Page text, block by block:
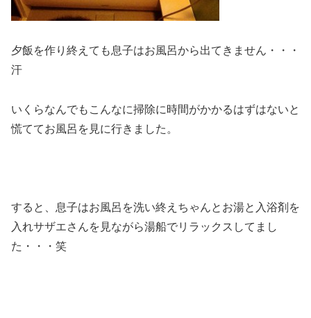
夕飯を作り終えても息子はお風呂から出てきません・・・
汗
いくらなんでもこんなに掃除に時間がかかるはずはないと
慌ててお風呂を見に行きました。
すると、息子はお風呂を洗い終えちゃんとお湯と入浴剤を
入れサザエさんを見ながら湯船でリラックスしてまし
た・・・笑